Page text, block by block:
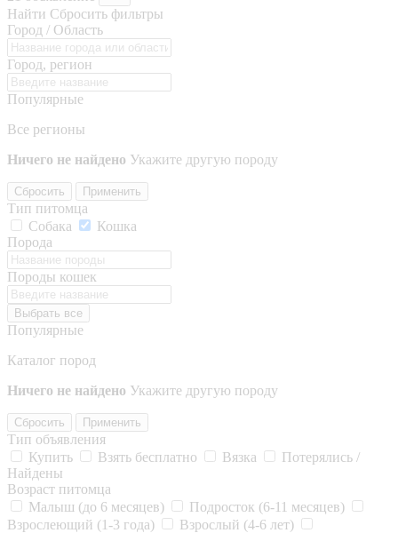
Найти Сбросить фильтры
Город / Область
Город, регион
Популярные
Все регионы
Ничего не найдено Укажите другую породу
Сбросить Применить
Тип питомца
Собака
Кошка
Порода
Породы кошек
Выбрать все
Популярные
Каталог пород
Ничего не найдено Укажите другую породу
Сбросить Применить
Тип объявления
Купить
Взять бесплатно Вязка
Потерялись /
Найдены
Возраст питомца
Малыш (до 6 месяцев)
Подросток (6-11 месяцев)
Взрослеющий (1-3 года)
Взрослый (4-6 лет)